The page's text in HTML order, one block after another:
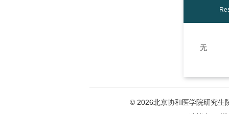
无
© 2026北京协和医学院研究生